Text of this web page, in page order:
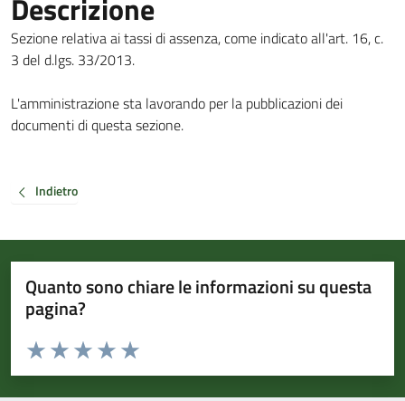
Descrizione
Sezione relativa ai tassi di assenza, come indicato all'art. 16, c.
3 del d.lgs. 33/2013.
L'amministrazione sta lavorando per la pubblicazioni dei
documenti di questa sezione.
Indietro
Quanto sono chiare le informazioni su questa
pagina?
Valuta da 1 a 5 stelle la pagina
Valuta 5 stelle su 5
Valuta 4 stelle su 5
Valuta 3 stelle su 5
Valuta 2 stelle su 5
Valuta 1 stelle su 5